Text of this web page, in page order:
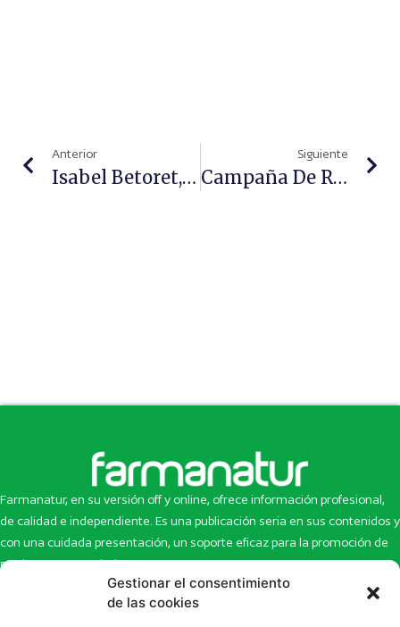
Gestionar el consentimiento
de las cookies
Anterior
Isabel Betoret, Nueva Directora De Acceso Al Mercado Y Asuntos Corporativos De LEO Pharma Iberia
Siguiente
Campaña De Renta 2023: El Titular De Farmacia Tiene Que Pagar Menos Impuestos
Farmanatur, en su versión off y online, ofrece información profesional,
de calidad e independiente. Es una publicación seria en sus contenidos y
con una cuidada presentación, un soporte eficaz para la promoción de
productos y novedades.
Inicio